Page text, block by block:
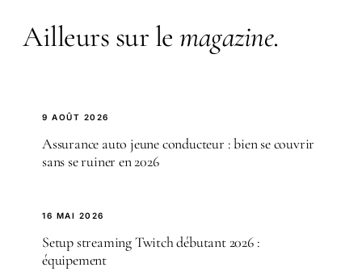
Ailleurs sur le magazine.
9 AOÛT 2026
Assurance auto jeune conducteur : bien se couvrir
sans se ruiner en 2026
16 MAI 2026
Setup streaming Twitch débutant 2026 :
équipement